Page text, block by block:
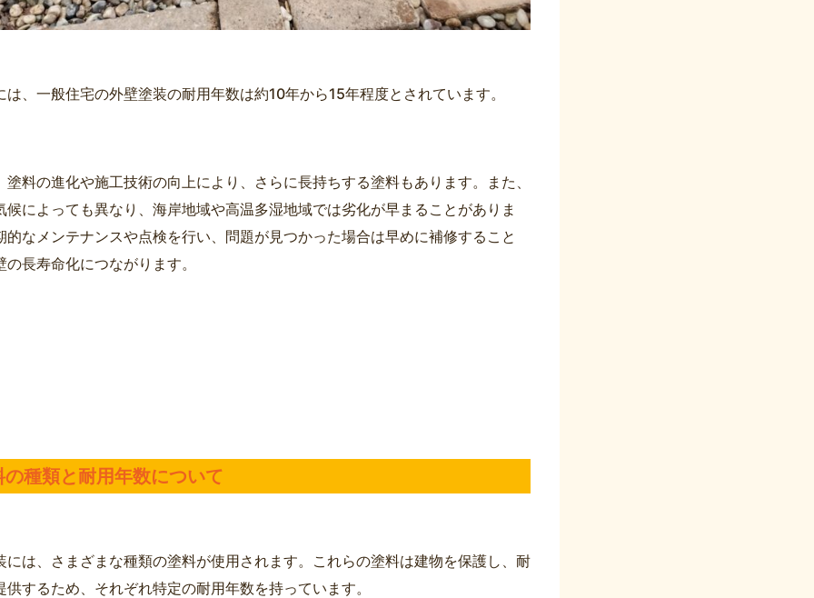
は、一般住宅の外壁塗装の耐用年数は約10年から15年程度とされています。
塗料の進化や施工技術の向上により、さらに長持ちする塗料もあります。また、
候によっても異なり、海岸地域や高温多湿地域では劣化が早まることがありま
的なメンテナンスや点検を行い、問題が見つかった場合は早めに補修すること
の長寿命化につながります。
の種類と耐用年数について
には、さまざまな種類の塗料が使用されます。これらの塗料は建物を保護し、耐
供するため、それぞれ特定の耐用年数を持っています。